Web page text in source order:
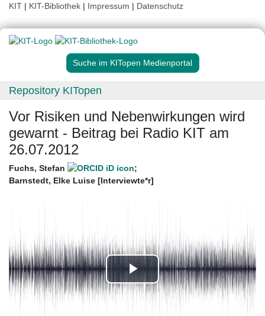
KIT | KIT-Bibliothek | Impressum | Datenschutz
Suche im KITopen Medienportal
Repository KITopen
Vor Risiken und Nebenwirkungen wird
gewarnt - Beitrag bei Radio KIT am
26.07.2012
Fuchs, Stefan
;
Barnstedt, Elke Luise [Interviewte*r]
Play